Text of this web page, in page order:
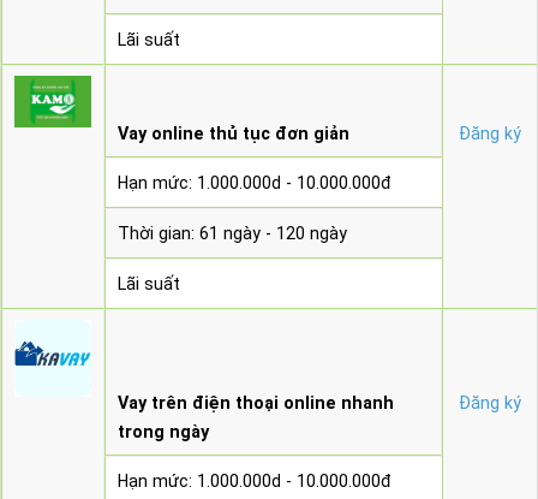
Lãi suất
Vay online thủ tục đơn giản Đăng ký
Hạn mức: 1.000.000d - 10.000.000đ
Thời gian: 61 ngày - 120 ngày
Lãi suất
Vay trên điện thoại online nhanh
trong ngày
Đăng ký
Hạn mức: 1.000.000d - 10.000.000đ